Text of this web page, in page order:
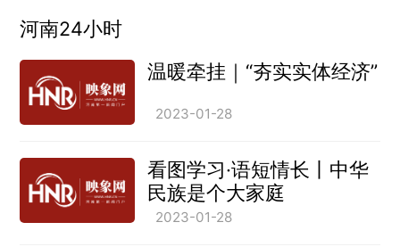
河南24小时
温暖牵挂｜“夯实实体经济”
2023-01-28
看图学习·语短情长丨中华
民族是个大家庭
2023-01-28